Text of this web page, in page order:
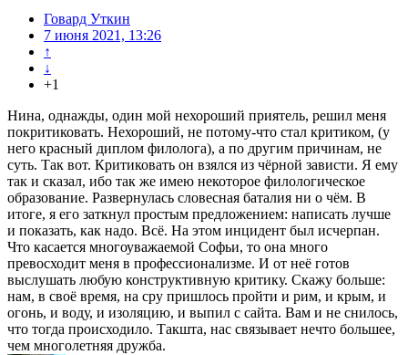
Говард Уткин
7 июня 2021, 13:26
↑
↓
+1
Нина, однажды, один мой нехороший приятель, решил меня
покритиковать. Нехороший, не потому-что стал критиком, (у
него красный диплом филолога), а по другим причинам, не
суть. Так вот. Критиковать он взялся из чёрной зависти. Я ему
так и сказал, ибо так же имею некоторое филологическое
образование. Развернулась словесная баталия ни о чём. В
итоге, я его заткнул простым предложением: написать лучше
и показать, как надо. Всё. На этом инцидент был исчерпан.
Что касается многоуважаемой Софьи, то она много
превосходит меня в профессионализме. И от неё готов
выслушать любую конструктивную критику. Скажу больше:
нам, в своё время, на сру пришлось пройти и рим, и крым, и
огонь, и воду, и изоляцию, и выпил с сайта. Вам и не снилось,
что тогда происходило. Такшта, нас связывает нечто большее,
чем многолетняя дружба.